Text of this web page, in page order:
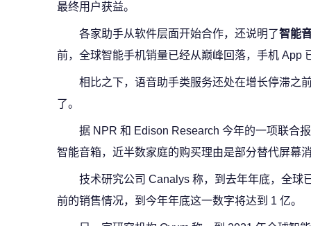
最终用户获益。
各家助手从软件层面开始合作，还说明了智能
前，全球智能手机销量已经从巅峰回落，手机 App
相比之下，语音助手类服务还处在增长停滞之
了。
据 NPR 和 Edison Research 今年的一项联合
智能音箱，近半数家庭的购买理由是部分替代屏幕
技术研究公司 Canalys 称，到去年年底，全球
前的销售情况，到今年年底这一数字将达到 1 亿。